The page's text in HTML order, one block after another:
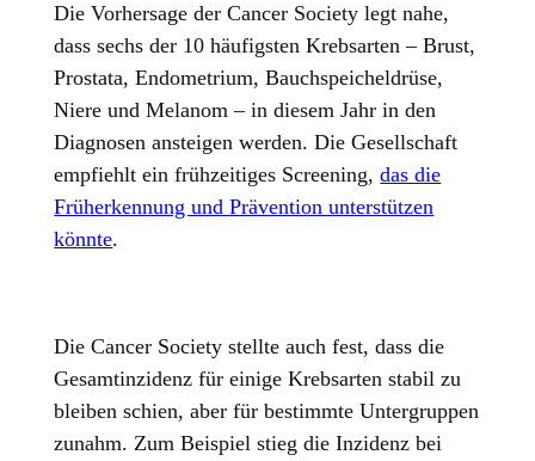
Die Vorhersage der Cancer Society legt nahe,
dass sechs der 10 häufigsten Krebsarten – Brust,
Prostata, Endometrium, Bauchspeicheldrüse,
Niere und Melanom – in diesem Jahr in den
Diagnosen ansteigen werden. Die Gesellschaft
empfiehlt ein frühzeitiges Screening,das die
Früherkennung und Prävention unterstützen
könnte.
Die Cancer Society stellte auch fest, dass die
Gesamtinzidenz für einige Krebsarten stabil zu
bleiben schien, aber für bestimmte Untergruppen
zunahm. Zum Beispiel stieg die Inzidenz bei